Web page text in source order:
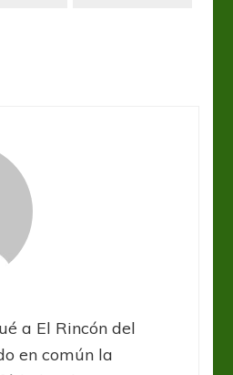
a El Rincón del
en común la